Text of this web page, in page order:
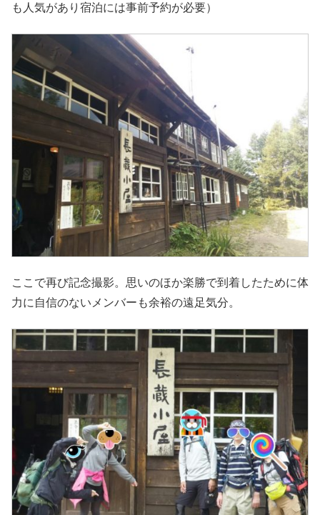
も人気があり宿泊には事前予約が必要）
ここで再び記念撮影。思いのほか楽勝で到着したために体
力に自信のないメンバーも余裕の遠足気分。